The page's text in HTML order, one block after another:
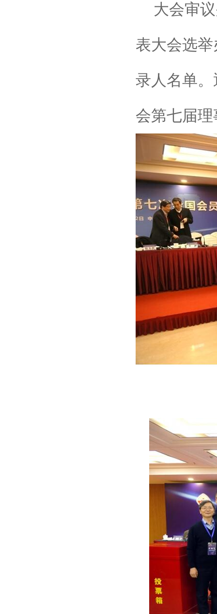
大会审
表大会选
录人名单
会第七届